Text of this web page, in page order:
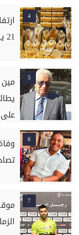
4
21 يسجل 6115 جنيهًا
5
6
7